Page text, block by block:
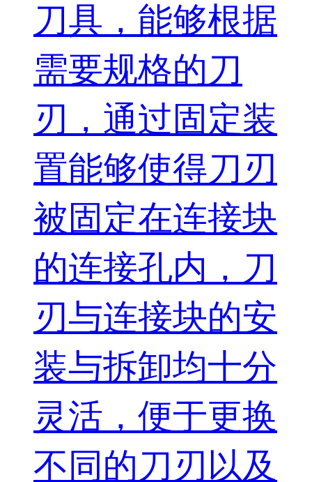
刀具，能够根据
需要规格的刀
刃，通过固定装
置能够使得刀刃
被固定在连接块
的连接孔内，刀
刃与连接块的安
装与拆卸均十分
灵活，便于更换
不同的刀刃以及